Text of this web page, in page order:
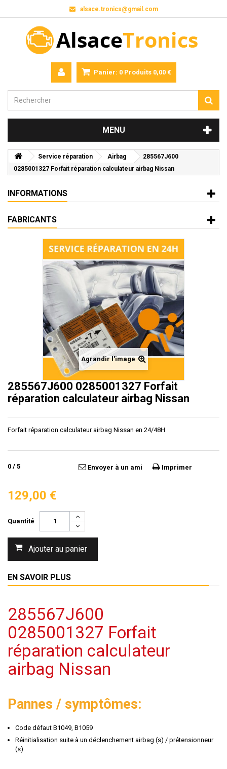
alsace.tronics@gmail.com
Panier: 0 Produits 0,00 €
MENU
Service réparation Airbag
285567J600
0285001327 Forfait réparation calculateur airbag Nissan
INFORMATIONS
FABRICANTS
Agrandir l'image
285567J600 0285001327 Forfait
réparation calculateur airbag Nissan
Forfait réparation calculateur airbag Nissan en 24/48H
0 / 5 Envoyer à un ami Imprimer
129,00 €
Quantité
Ajouter au panier
EN SAVOIR PLUS
285567J600
0285001327 Forfait
réparation calculateur
airbag Nissan
Pannes / symptômes:
Code défaut B1049, B1059
Réinitialisation suite à un déclenchement airbag (s) / prétensionneur
(s)